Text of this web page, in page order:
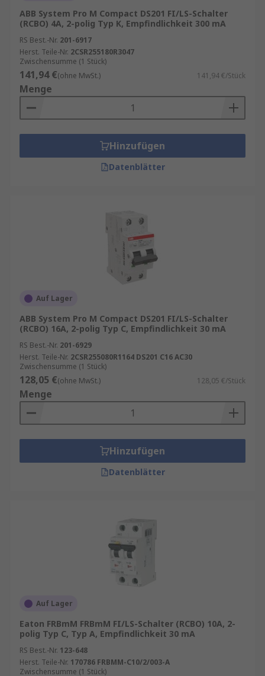
ABB System Pro M Compact DS201 FI/LS-Schalter
(RCBO) 4A, 2-polig Typ K, Empfindlichkeit 300 mA
RS Best.-Nr. 201-6917
Herst. Teile-Nr. 2CSR255180R3047
Zwischensumme (1 Stück)
141,94 €(ohne MwSt.) 141,94 €/Stück
Menge
Hinzufügen
Datenblätter
Auf Lager
ABB System Pro M Compact DS201 FI/LS-Schalter
(RCBO) 16A, 2-polig Typ C, Empfindlichkeit 30 mA
RS Best.-Nr. 201-6929
Herst. Teile-Nr. 2CSR255080R1164 DS201 C16 AC30
Zwischensumme (1 Stück)
128,05 €(ohne MwSt.) 128,05 €/Stück
Menge
Hinzufügen
Datenblätter
Auf Lager
Eaton FRBmM FRBmM FI/LS-Schalter (RCBO) 10A, 2-
polig Typ C, Typ A, Empfindlichkeit 30 mA
RS Best.-Nr. 123-648
Herst. Teile-Nr. 170786 FRBMM-C10/2/003-A
Zwischensumme (1 Stück)